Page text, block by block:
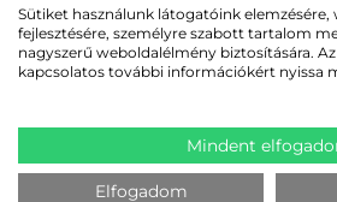
Sütiket használunk látogatóink elemzésére,
fejlesztésére, személyre szabott tartalom
nagyszerű weboldalélmény biztosítására.
kapcsolatos további információkért nyissa
Mindent
Elfogadom